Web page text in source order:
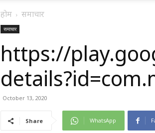
होम समाचार
समाचार
https://
October 13, 2020
Share WhatsApp